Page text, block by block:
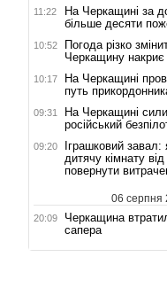
11:22
На Черкащині за
більше десяти
10:52
Погода різко
Черкащину
10:17
На Черкащині
путь
09:31
На Черкащині
російський
09:20
Іграшковий завал:
дитячу кімнату
повернути
06 серпня
20:09
Черкащина
сапера